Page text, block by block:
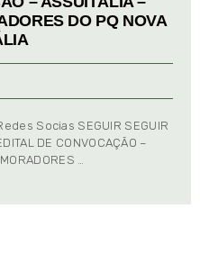
DO PQ NOVA
Socias SEGUIR SEGUIR
DE CONVOCAÇÃO –
…